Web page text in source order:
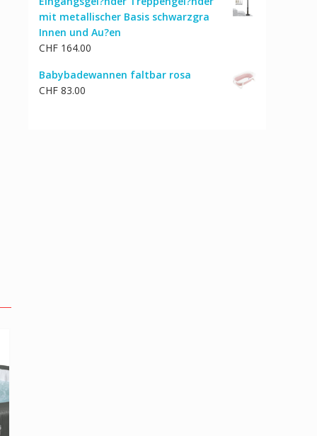
war:
CHF 26.00
ist:
CHF 21.00.
mit metallischer Basis schwarzgra
Innen und Au?en
CHF 164.00
Babybadewannen faltbar rosa
CHF 83.00